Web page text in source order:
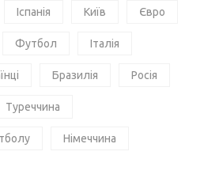
Іспанія Київ Євро
Футбол Італія
Бразилія Росія
Туреччина
Німеччина